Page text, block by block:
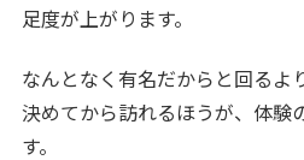
足度が上がります。
なんとなく有名だからと回るよ
決めてから訪れるほうが、体験
す。